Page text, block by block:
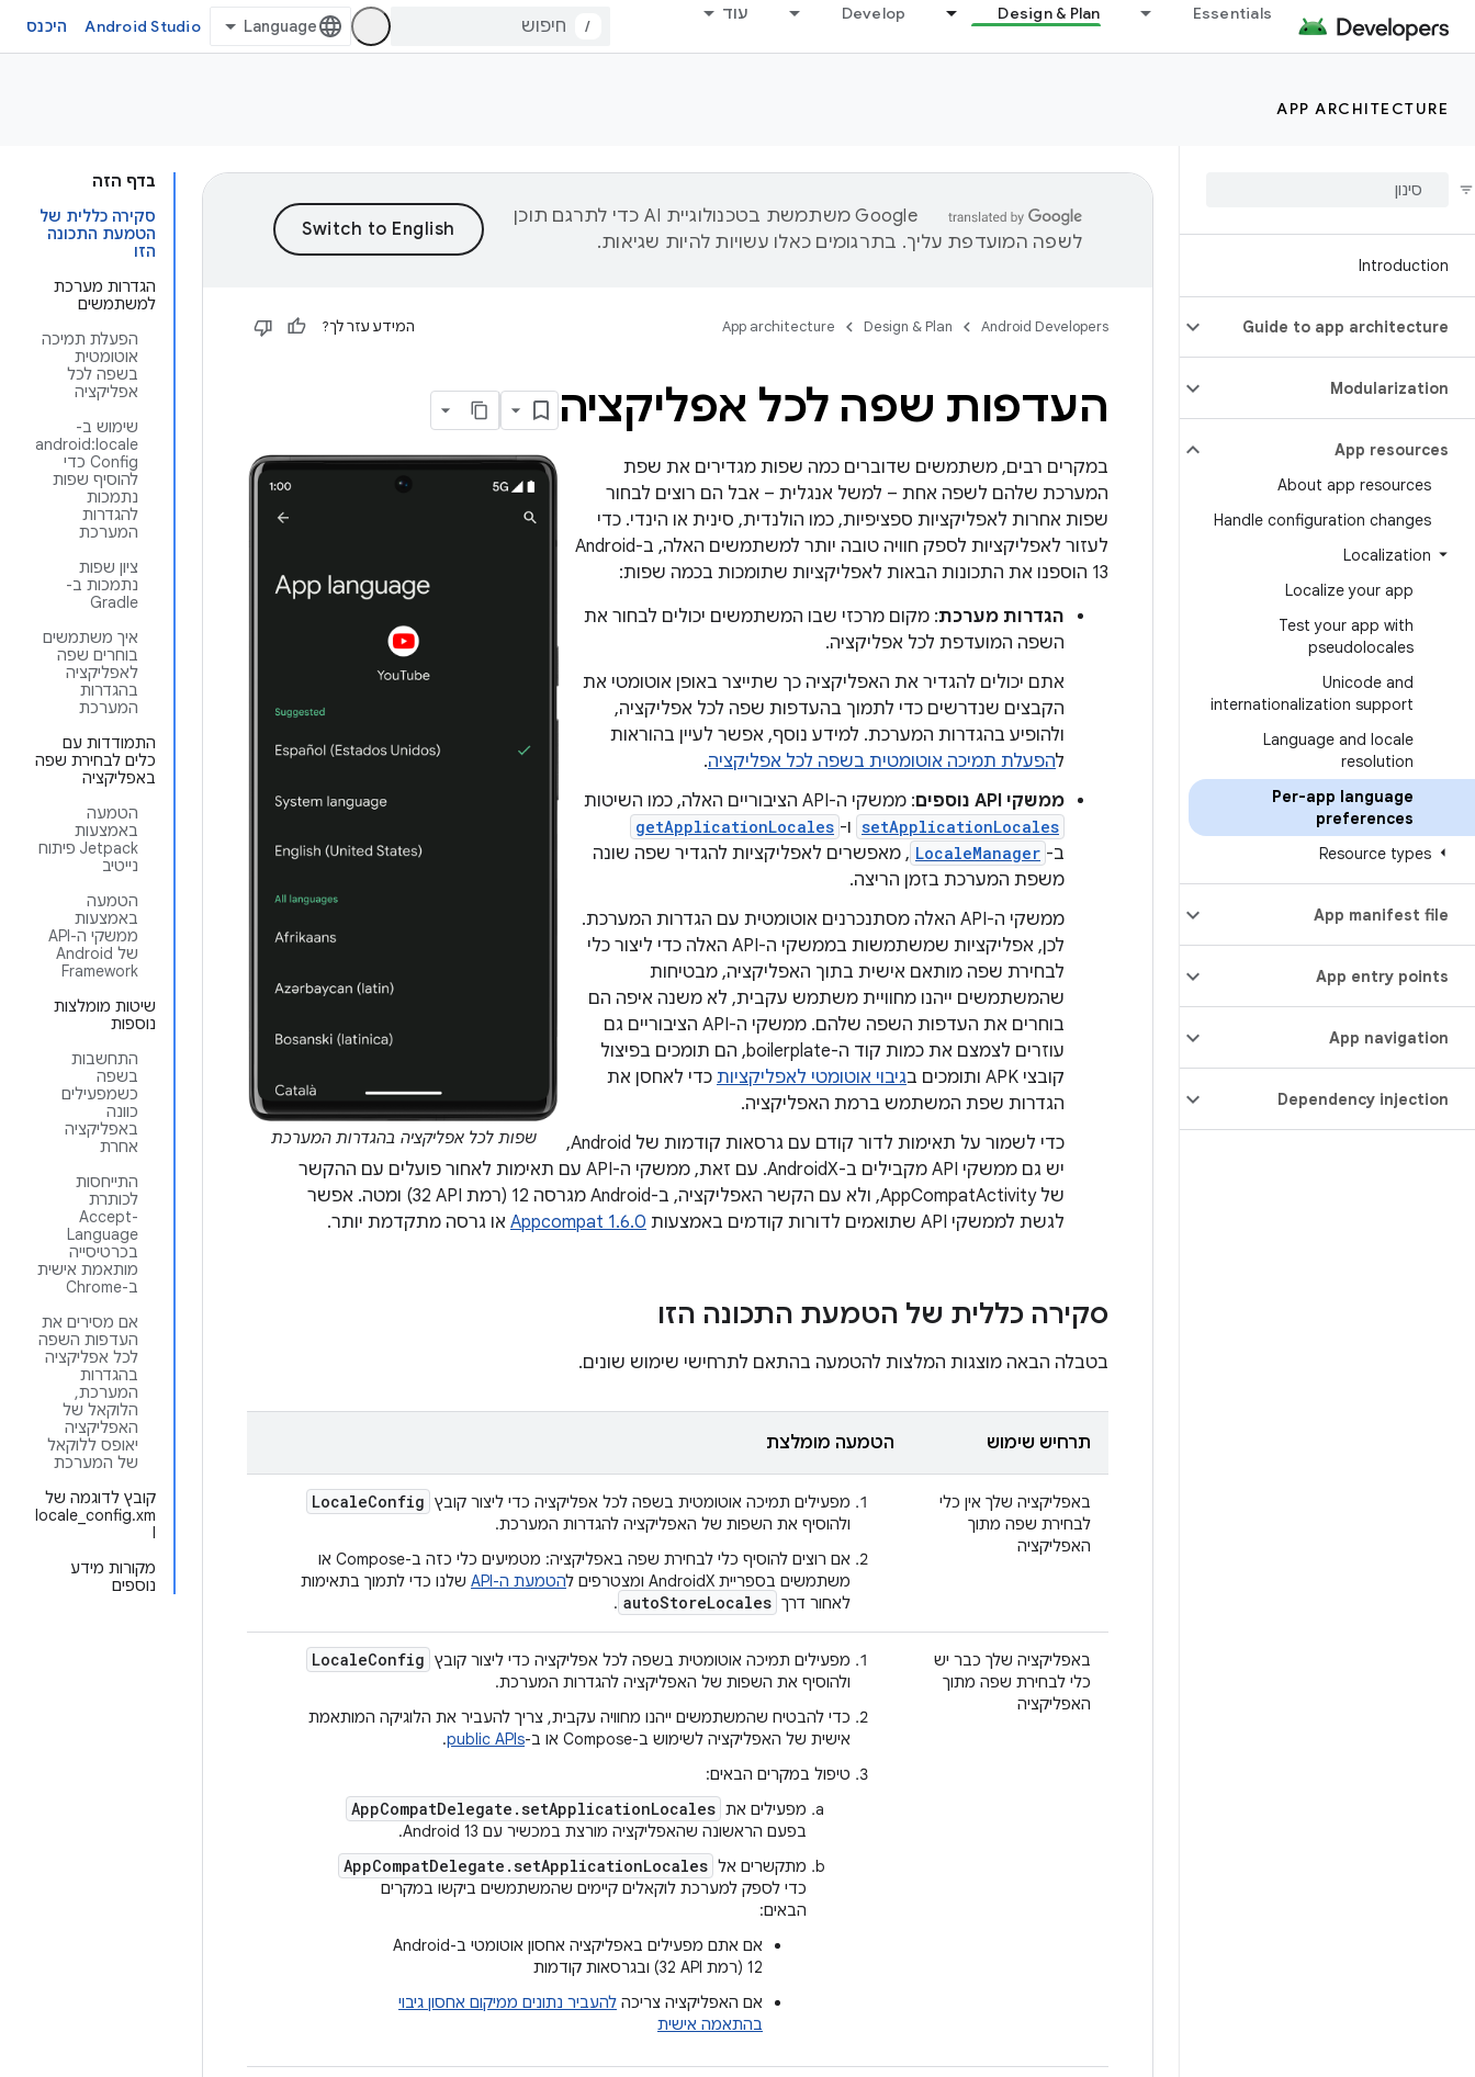
Essentials
Design & Plan
Develop עוד
/
Android Studio היכנס
APP ARCHITECTURE
Introduction
Guide to app architecture
Modularization
App resources
About app resources
Handle configuration changes
Localization
Localize your app
Test your app with
pseudolocales
Unicode and
internationalization support
Language and locale
resolution
Per-app language
preferences
Resource types
App manifest file
App entry points
App navigation
Dependency injection
בדף הזה
סקירה כללית של
הטמעת התכונה
הזו
הגדרות מערכת
למשתמשים
הפעלת תמיכה
אוטומטית
בשפה לכל
אפליקציה
שימוש ב-
android:locale
Config כדי
להוסיף שפות
נתמכות
להגדרות
המערכת
ציון שפות
נתמכות ב-
Gradle
איך משתמשים
בוחרים שפה
לאפליקציה
בהגדרות
המערכת
התמודדות עם
כלים לבחירת שפה
באפליקציה
הטמעה
באמצעות
Jetpack פיתוח
נייטיב
הטמעה
באמצעות
ממשקי ה-API
של Android
Framework
שיטות מומלצות
נוספות
התחשבות
בשפה
כשמפעילים
כוונה
באפליקציה
אחרת
התייחסות
לכותרת
Accept-
Language
בכרטיסייה
מותאמת אישית
ב-Chrome
אם מסירים את
העדפות השפה
לכל אפליקציה
בהגדרות
המערכת,
הלוקאל של
האפליקציה
יאופס ללוקאל
של המערכת
קובץ לדוגמה של
locale_config.xm
l
מקורות מידע
נוספים
‫Google משתמשת בטכנולוגיית AI כדי לתרגם תוכן
לשפה המועדפת עליך. בתרגומים כאלו עשויות להיות שגיאות.
Android Developers
Design & Plan
App architecture המידע עזר לך?
העדפות שפה לכל אפליקציה
שפות לכל אפליקציה בהגדרות המערכת
במקרים רבים, משתמשים שדוברים כמה שפות מגדירים את שפת
המערכת שלהם לשפה אחת – למשל אנגלית – אבל הם רוצים לבחור
שפות אחרות לאפליקציות ספציפיות, כמו הולנדית, סינית או הינדי. כדי
לעזור לאפליקציות לספק חוויה טובה יותר למשתמשים האלה, ב-Android
13 הוספנו את התכונות הבאות לאפליקציות שתומכות בכמה שפות:
הגדרות מערכת: מקום מרכזי שבו המשתמשים יכולים לבחור את
השפה המועדפת לכל אפליקציה.
אתם יכולים להגדיר את האפליקציה כך שתייצר באופן אוטומטי את
הקבצים שנדרשים כדי לתמוך בהעדפות שפה לכל אפליקציה,
ולהופיע בהגדרות המערכת. למידע נוסף, אפשר לעיין בהוראות
להפעלת תמיכה אוטומטית בשפה לכל אפליקציה.
ממשקי API נוספים
: ממשקי ה-API הציבוריים האלה, כמו השיטות
setApplicationLocales ו- getApplicationLocales
ב- LocaleManager , מאפשרים לאפליקציות להגדיר שפה שונה
משפת המערכת בזמן הריצה.
ממשקי ה-API האלה מסתנכרנים אוטומטית עם הגדרות המערכת.
לכן, אפליקציות שמשתמשות בממשקי ה-API האלה כדי ליצור כלי
לבחירת שפה מותאם אישית בתוך האפליקציה, מבטיחות
שהמשתמשים ייהנו מחוויית משתמש עקבית, לא משנה איפה הם
בוחרים את העדפות השפה שלהם. ממשקי ה-API הציבוריים גם
עוזרים לצמצם את כמות קוד ה-boilerplate, הם תומכים בפיצול
קובצי APK ותומכים ב
גיבוי אוטומטי לאפליקציות כדי לאחסן את
הגדרות שפת המשתמש ברמת האפליקציה.
כדי לשמור על תאימות לדור קודם עם גרסאות קודמות של Android,
יש גם ממשקי API מקבילים ב-AndroidX. עם זאת, ממשקי ה-API עם תאימות לאחור פועלים עם ההקשר
של AppCompatActivity, ולא עם הקשר האפליקציה, ב-Android מגרסה 12 (רמת API‏ 32) ומטה. אפשר
לגשת לממשקי API שתואמים לדורות קודמים באמצעות
Appcompat 1.6.0 או גרסה מתקדמת יותר.
סקירה כללית של הטמעת התכונה הזו
בטבלה הבאה מוצגות המלצות להטמעה בהתאם לתרחישי שימוש שונים.
תרחיש שימוש הטמעה מומלצת
באפליקציה שלך אין כלי
לבחירת שפה מתוך
האפליקציה
מפעילים תמיכה אוטומטית בשפה לכל אפליקציה כדי ליצור קובץ LocaleConfig
ולהוסיף את השפות של האפליקציה להגדרות המערכת.
אם רוצים להוסיף כלי לבחירת שפה באפליקציה: מטמיעים כלי כזה ב-Compose או
משתמשים בספריית AndroidX ומצטרפים ל
הטמעת ה-API
שלנו כדי לתמוך בתאימות
לאחור דרך autoStoreLocales
.
באפליקציה שלך כבר יש
כלי לבחירת שפה מתוך
האפליקציה
מפעילים תמיכה אוטומטית בשפה לכל אפליקציה כדי ליצור קובץ LocaleConfig
ולהוסיף את השפות של האפליקציה להגדרות המערכת.
כדי להבטיח שהמשתמשים ייהנו מחוויה עקבית, צריך להעביר את הלוגיקה המותאמת
אישית של האפליקציה לשימוש ב-Compose או ב-
public APIs
.
טיפול במקרים הבאים:
מפעילים את AppCompatDelegate.setApplicationLocales
בפעם הראשונה שהאפליקציה מורצת במכשיר עם Android 13.
מתקשרים אל AppCompatDelegate.setApplicationLocales
כדי לספק למערכת לוקאלים קיימים שהמשתמשים ביקשו במקרים
הבאים:
אם אתם מפעילים באפליקציה אחסון אוטומטי ב-Android
12 (רמת API‏ 32) ובגרסאות קודמות
אם האפליקציה צריכה להעביר נתונים ממיקום אחסון גיבוי
בהתאמה אישית